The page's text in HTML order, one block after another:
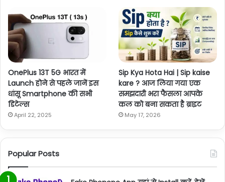
OnePlus 13T 5G भारत में
Launch होने से पहले जानें इस
धांसू Smartphone की सभी
डिटेल्स
April 22, 2025
Sip Kya Hota Hai | Sip kaise
kare ? आज लिया गया एक
समझदारी भरा फैसला आपके
कल को बना सकता है ब्राइट
May 17, 2026
Popular Posts